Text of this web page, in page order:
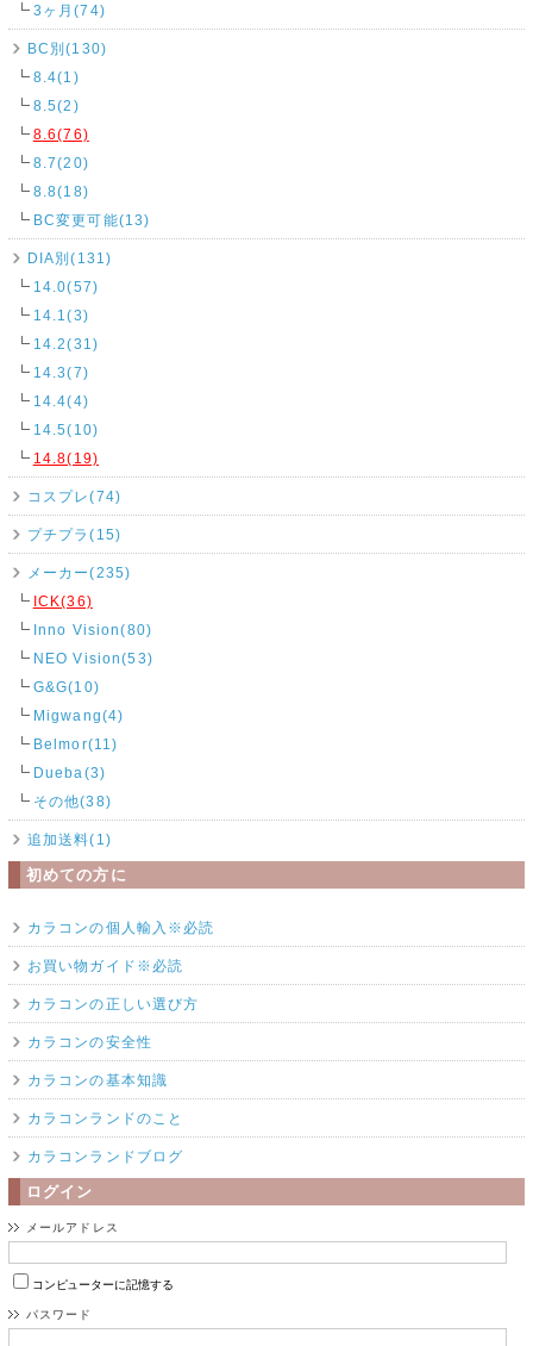
3ヶ月(74)
BC別(130)
8.4(1)
8.5(2)
8.6(76)
8.7(20)
8.8(18)
BC変更可能(13)
DIA別(131)
14.0(57)
14.1(3)
14.2(31)
14.3(7)
14.4(4)
14.5(10)
14.8(19)
コスプレ(74)
プチプラ(15)
メーカー(235)
ICK(36)
Inno Vision(80)
NEO Vision(53)
G&G(10)
Migwang(4)
Belmor(11)
Dueba(3)
その他(38)
追加送料(1)
初めての方に
カラコンの個人輸入※必読
お買い物ガイド※必読
カラコンの正しい選び方
カラコンの安全性
カラコンの基本知識
カラコンランドのこと
カラコンランドブログ
ログイン
メールアドレス
コンピューターに記憶する
パスワード